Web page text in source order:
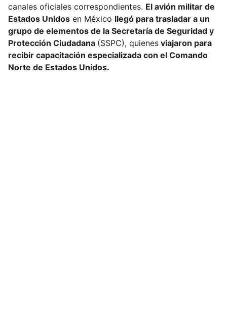
i
l
canales oficiales correspondientes. El avión militar de
Estados Unidos en México llegó para trasladar a un
grupo de elementos de la Secretaría de Seguridad y
Protección Ciudadana (SSPC), quienes viajaron para
recibir capacitación especializada con el Comando
Norte de Estados Unidos.